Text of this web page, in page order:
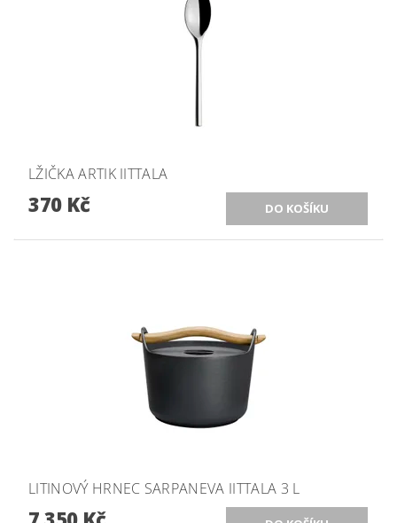
LŽIČKA ARTIK IITTALA
370 Kč
LITINOVÝ HRNEC SARPANEVA IITTALA 3 L